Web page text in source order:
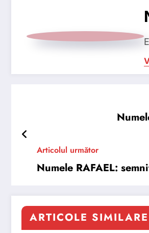
Articolul următor
Numele RAFAEL:
ARTICOLE SIMILARE